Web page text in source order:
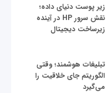
زیر پوست دنیای داده؛
نقش سرور HP در آینده
زیرساخت دیجیتال
تبلیغات هوشمند؛ وقتی
الگوریتم جای خلاقیت را
می‌گیرد